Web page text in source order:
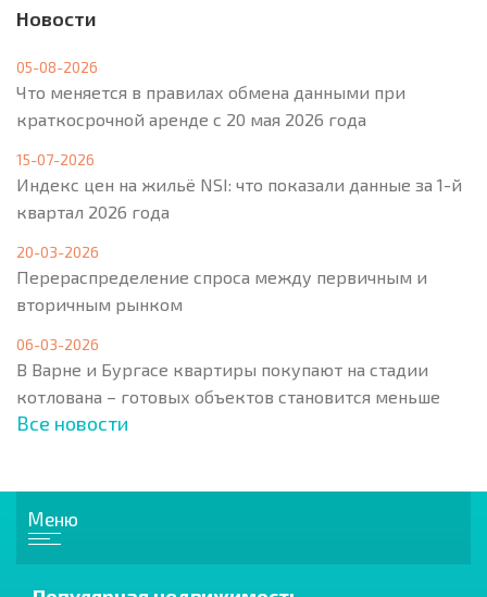
Новости
05-08-2026
Что меняется в правилах обмена данными при
краткосрочной аренде с 20 мая 2026 года
15-07-2026
Индекс цен на жильё NSI: что показали данные за 1-й
квартал 2026 года
20-03-2026
Перераспределение спроса между первичным и
вторичным рынком
06-03-2026
В Варне и Бургасе квартиры покупают на стадии
котлована – готовых объектов становится меньше
Все новости
Меню